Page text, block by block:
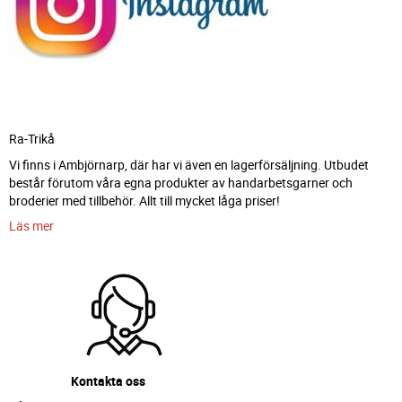
Ra-Trikå
Vi finns i Ambjörnarp, där har vi även en lagerförsäljning. Utbudet
består förutom våra egna produkter av handarbetsgarner och
broderier med tillbehör. Allt till mycket låga priser!
Läs mer
Kontakta oss